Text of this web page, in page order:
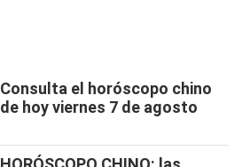
Consulta el horóscopo chino
de hoy viernes 7 de agosto